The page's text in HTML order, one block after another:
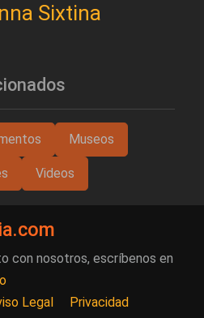
Sixtina
Museos
Videos
con nosotros, escríbenos en
Legal Privacidad